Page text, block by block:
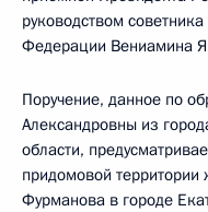
руководством
Федерации Вениамина
Поручение, данное по
Александровны из
области,
придомовой
Фурманова в городе